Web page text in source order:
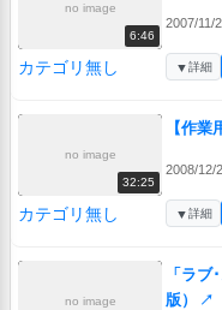
no image
6:46
2007/11/
カテゴリ無し ▼詳細
no image
32:25
【作
2008/12/
カテゴリ無し ▼詳細
no image
「ラ
版）
↗